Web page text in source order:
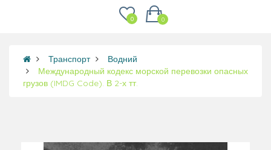
0
0
Транспорт
Водний
Международный кодекс морской перевозки опасных
грузов (IMDG Code). В 2-х тт.